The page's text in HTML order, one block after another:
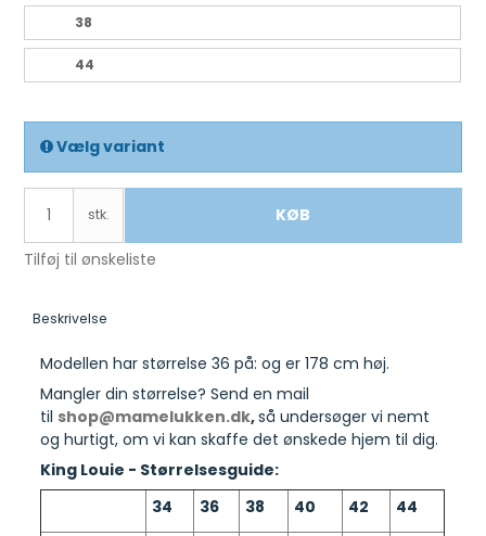
38
44
Vælg variant
stk. KØB
Tilføj til ønskeliste
Beskrivelse
Modellen har størrelse 36 på: og er 178 cm høj.
Mangler din størrelse? Send en mail
til shop@mamelukken.dk,så undersøger vi nemt
og hurtigt, om vi kan skaffe det ønskede hjem til dig.
King Louie - Størrelsesguide:
34
36 38 40 42
44